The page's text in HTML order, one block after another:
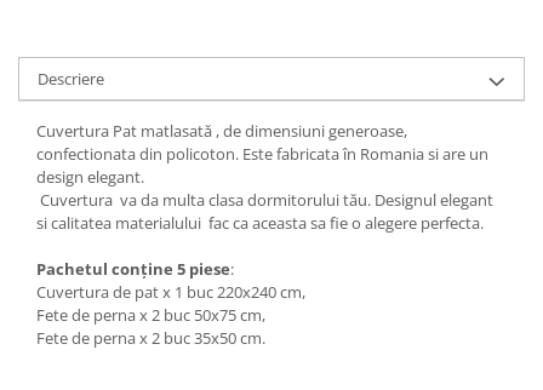
Descriere
Cuvertura Pat matlasată , de dimensiuni generoase,
confectionata din policoton. Este fabricata în Romania si are un
design elegant.
Cuvertura va da multa clasa dormitorului tău. Designul elegant
si calitatea materialului fac ca aceasta sa fie o alegere perfecta.
Pachetul conține 5 piese:
Cuvertura de pat x 1 buc 220x240 cm,
Fete de perna x 2 buc 50x75 cm,
Fete de perna x 2 buc 35x50 cm.